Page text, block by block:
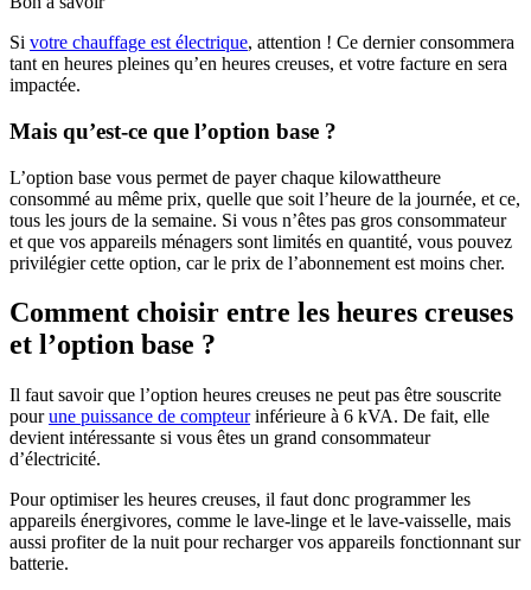
Si votre chauffage est électrique, attention ! Ce dernier consommera
tant en heures pleines qu’en heures creuses, et votre facture en sera
impactée.
Mais qu’est-ce que l’option base ?
L’option base vous permet de payer chaque kilowattheure
consommé au même prix, quelle que soit l’heure de la journée, et ce,
tous les jours de la semaine. Si vous n’êtes pas gros consommateur
et que vos appareils ménagers sont limités en quantité, vous pouvez
privilégier cette option, car le prix de l’abonnement est moins cher.
Comment choisir entre les heures creuses
et l’option base ?
Il faut savoir que l’option heures creuses ne peut pas être souscrite
pourune puissance de compteurinférieure à 6 kVA. De fait, elle
devient intéressante si vous êtes un grand consommateur
d’électricité.
Pour optimiser les heures creuses, il faut donc programmer les
appareils énergivores, comme le lave-linge et le lave-vaisselle, mais
aussi profiter de la nuit pour recharger vos appareils fonctionnant sur
batterie.